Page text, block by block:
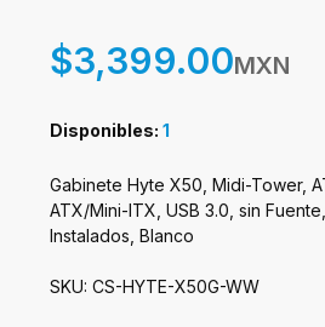
$3,399.00MXN
Disponibles: 1
Gabinete Hyte X50, Midi-Tower,
ATX/Mini-ITX, USB 3.0, sin
Instalados, Blanco
SKU: CS-HYTE-X50G-WW